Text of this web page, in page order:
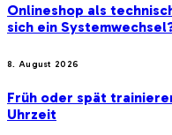
Onlineshop als
sich ein
8. August 2026
Früh oder spät
Uhrzeit